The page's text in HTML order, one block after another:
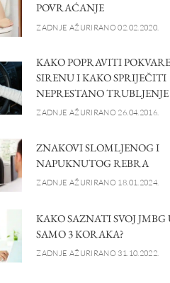
POVRAĆANJE
ZADNJE AŽURIRANO 02.02.2020.
KAKO POPRAVITI
SIRENU I KAKO SPRIJEČITI
NEPRESTANO TRUBLJENJE
ZADNJE AŽURIRANO 26.04.2016.
ZNAKOVI SLOMLJENOG I
NAPUKNUTOG REBRA
ZADNJE AŽURIRANO 18.01.2024.
KAKO SAZNATI SVOJ JMBG
SAMO 3 KORAKA?
ZADNJE AŽURIRANO 31.10.2022.